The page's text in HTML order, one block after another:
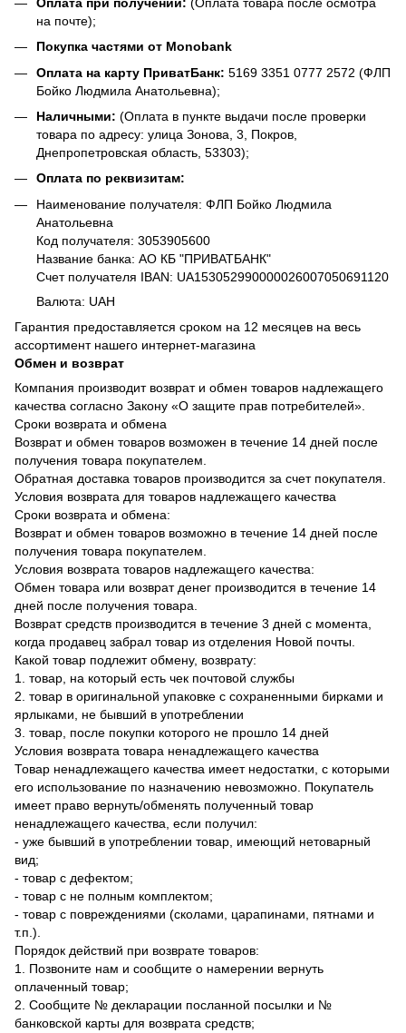
на почте);
Покупка частями от Monobank
Оплата на карту ПриватБанк: 5169 3351 0777 2572 (ФЛП
Бойко Людмила Анатольевна);
Наличными: (Оплата в пункте выдачи после проверки
товара по адресу: улица Зонова, 3, Покров,
Днепропетровская область, 53303);
Оплата по реквизитам:
Наименование получателя: ФЛП Бойко Людмила
Анатольевна
Код получателя: 3053905600
Название банка: АО КБ "ПРИВАТБАНК"
Счет получателя IBAN: UA153052990000026007050691120
Валюта: UAH
Гарантия предоставляется сроком на 12 месяцев на весь
ассортимент нашего интернет-магазина
Обмен и возврат
Компания производит возврат и обмен товаров надлежащего
качества согласно Закону «О защите прав потребителей».
Сроки возврата и обмена
Возврат и обмен товаров возможен в течение 14 дней после
получения товара покупателем.
Обратная доставка товаров производится за счет покупателя.
Условия возврата для товаров надлежащего качества
Сроки возврата и обмена:
Возврат и обмен товаров возможно в течение 14 дней после
получения товара покупателем.
Условия возврата товаров надлежащего качества:
Обмен товара или возврат денег производится в течение 14
дней после получения товара.
Возврат средств производится в течение 3 дней с момента,
когда продавец забрал товар из отделения Новой почты.
Какой товар подлежит обмену, возврату:
1. товар, на который есть чек почтовой службы
2. товар в оригинальной упаковке с сохраненными бирками и
ярлыками, не бывший в употреблении
3. товар, после покупки которого не прошло 14 дней
Условия возврата товара ненадлежащего качества
Товар ненадлежащего качества имеет недостатки, с которыми
его использование по назначению невозможно. Покупатель
имеет право вернуть/обменять полученный товар
ненадлежащего качества, если получил:
- уже бывший в употреблении товар, имеющий нетоварный
вид;
- товар с дефектом;
- товар с не полным комплектом;
- товар с повреждениями (сколами, царапинами, пятнами и
т.п.).
Порядок действий при возврате товаров:
1. Позвоните нам и сообщите о намерении вернуть
оплаченный товар;
2. Сообщите № декларации посланной посылки и №
банковской карты для возврата средств;